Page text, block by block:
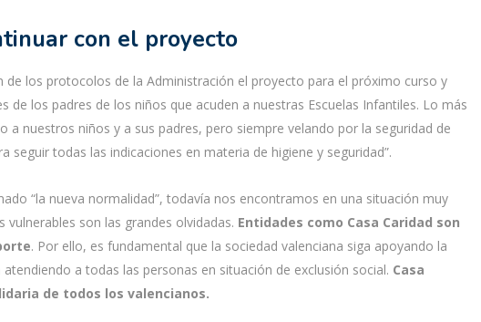
con el proyecto
de los protocolos de la Administración el proyecto para el próximo curso y
de los padres de los niños que acuden a nuestras Escuelas Infantiles. Lo más
a nuestros niños y a sus padres, pero siempre velando por la seguridad de
seguir todas las indicaciones en materia de higiene y seguridad”.
“la nueva normalidad”, todavía nos encontramos en una situación muy
vulnerables son las grandes olvidadas. Entidades como Casa Caridad son
. Por ello, es fundamental que la sociedad valenciana siga apoyando la
a todas las personas en situación de exclusión social. Casa
de todos los valencianos.